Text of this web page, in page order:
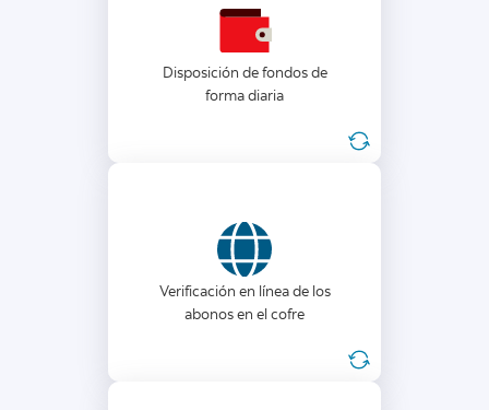
Disposición de fondos de
forma diaria
Disponibilidad de fondos el
mismo día, según el horario de
corte elegido.
Verificación en línea de los
abonos en el cofre
Verificación en línea de los
abonos en el cofre inteligente
desde la extranet de la
empresa de caudales Hermes.